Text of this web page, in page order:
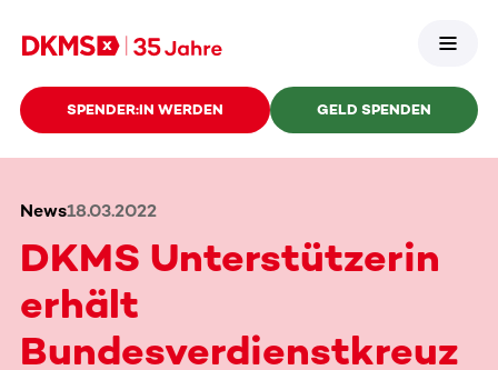
SPENDER:IN WERDEN GELD SPENDEN
News18.03.2022
DKMS Unterstützerin
erhält
Bundesverdienstkreuz